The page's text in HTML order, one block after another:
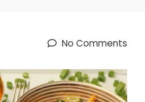
No Comments